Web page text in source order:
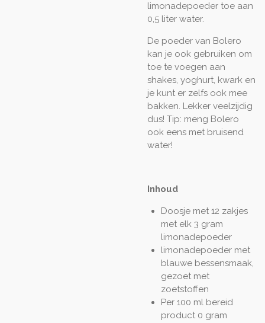
limonadepoeder toe aan
0,5 liter water.
De poeder van Bolero
kan je ook gebruiken om
toe te voegen aan
shakes, yoghurt, kwark en
je kunt er zelfs ook mee
bakken. Lekker veelzijdig
dus! Tip: meng Bolero
ook eens met bruisend
water!
Inhoud
Doosje met 12 zakjes
met elk 3 gram
limonadepoeder
limonadepoeder met
blauwe bessensmaak,
gezoet met
zoetstoffen
Per 100 ml bereid
product 0 gram